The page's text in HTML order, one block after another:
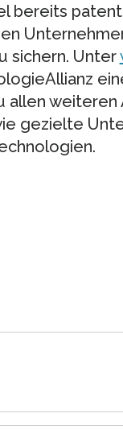
bereits
sichern. Unter
allen
gezielte